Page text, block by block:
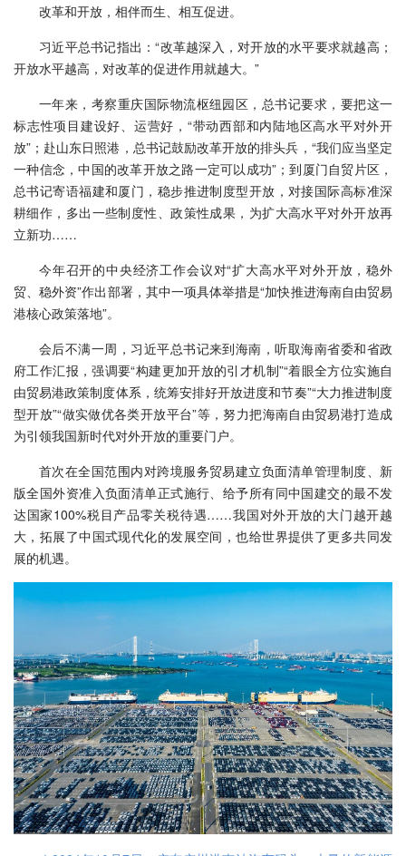
改革和开放，相伴而生、相互促进。
习近平总书记指出：“改革越深入，对开放的水平要求就越高；
开放水平越高，对改革的促进作用就越大。”
一年来，考察重庆国际物流枢纽园区，总书记要求，要把这一
标志性项目建设好、运营好，“带动西部和内陆地区高水平对外开
放”；赴山东日照港，总书记鼓励改革开放的排头兵，“我们应当坚定
一种信念，中国的改革开放之路一定可以成功”；到厦门自贸片区，
总书记寄语福建和厦门，稳步推进制度型开放，对接国际高标准深
耕细作，多出一些制度性、政策性成果，为扩大高水平对外开放再
立新功……
今年召开的中央经济工作会议对“扩大高水平对外开放，稳外
贸、稳外资”作出部署，其中一项具体举措是“加快推进海南自由贸易
港核心政策落地”。
会后不满一周，习近平总书记来到海南，听取海南省委和省政
府工作汇报，强调要“构建更加开放的引才机制”“着眼全方位实施自
由贸易港政策制度体系，统筹安排好开放进度和节奏”“大力推进制度
型开放”“做实做优各类开放平台”等，努力把海南自由贸易港打造成
为引领我国新时代对外开放的重要门户。
首次在全国范围内对跨境服务贸易建立负面清单管理制度、新
版全国外资准入负面清单正式施行、给予所有同中国建交的最不发
达国家100%税目产品零关税待遇……我国对外开放的大门越开越
大，拓展了中国式现代化的发展空间，也给世界提供了更多共同发
展的机遇。